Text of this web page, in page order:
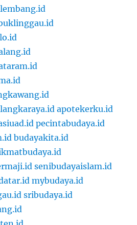
apotekerku.id
pecintabudaya.id
budayakita.id
senibudayaislam.id
mybudaya.id
sribudaya.id